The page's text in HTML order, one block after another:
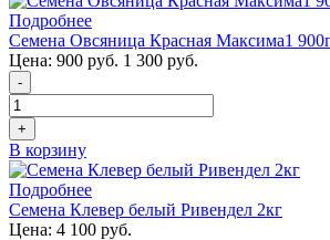
Подробнее
Семена Овсяница Красная Максима1
Цена: 900 руб. 1 300 руб.
-
+
В корзину
Подробнее
Семена Клевер белый Ривендел 2кг
Цена: 4 100 руб.